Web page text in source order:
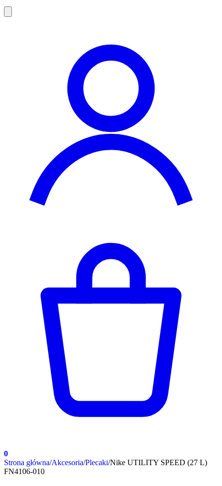
0
Strona główna/Akcesoria/Plecaki/Nike UTILITY SPEED (27 L)
FN4106-010